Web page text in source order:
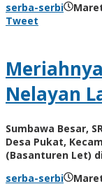
serba-serbi
Tweet
Nelayan
Sumbawa Besar,
Desa Pukat,
(Basanturen Let)
serba-serbi